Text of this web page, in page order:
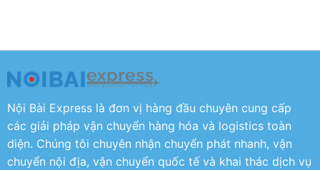
Nội Bài Express là đơn vị hàng đầu chuyên cung cấp
các giải pháp vận chuyển hàng hóa và logistics toàn
diện. Chúng tôi chuyên nhận chuyển phát nhanh, vận
chuyển nội địa, vận chuyển quốc tế và khai thác dịch vụ